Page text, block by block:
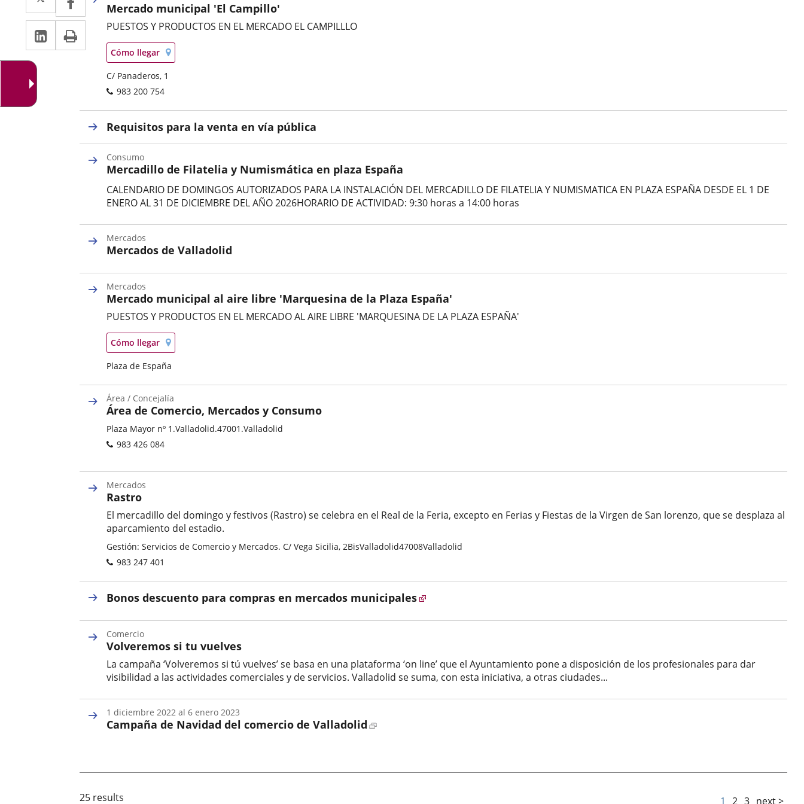
a
una
aplicación
a
una
aplicación
externa.
Linkedin
Enlace
a
aplicación
externa.
Print
Mercado municipal 'El Campillo'
PUESTOS Y PRODUCTOS EN EL MERCADO EL CAMPILLLO
Categoría
Localización
en
mapa
Cómo llegar Enlace
a
una
aplicación
Postal
address
C/ Panaderos, 1
Phones
983 200 754
Requisitos para la venta en vía pública
Mercadillo de Filatelia y Numismática en plaza España
CALENDARIO DE DOMINGOS AUTORIZADOS PARA LA INSTALACIÓN DEL MERCADILLO DE FILATELIA Y NUMISMATICA EN PLAZA ESPAÑA DESDE EL 1 DE
ENERO AL 31 DE DICIEMBRE DEL AÑO 2026HORARIO DE ACTIVIDAD: 9:30 horas a 14:00 horas
Consumo
Mercados de Valladolid
Mercados
Mercado municipal al aire libre 'Marquesina de la Plaza España'
PUESTOS Y PRODUCTOS EN EL MERCADO AL AIRE LIBRE 'MARQUESINA DE LA PLAZA ESPAÑA'
Categoría
Mercados
Localización
en
mapa
Cómo llegar Enlace
a
una
Postal
Plaza de España
Área de Comercio, Mercados y Consumo
Categoría
Área / Concejalía
Postal
address
Plaza Mayor nº 1.Valladolid.47001.Valladolid
Phones
983 426 084
Rastro
El mercadillo del domingo y festivos (Rastro) se celebra en el Real de la Feria, excepto en Ferias y Fiestas de la Virgen de San lorenzo, que se desplaza al
aparcamiento del estadio.
Categoría
Mercados
Postal
address
Gestión: Servicios de Comercio y Mercados. C/ Vega Sicilia, 2BisValladolid47008Valladolid
Phones
983 247 401
Bonos descuento para compras en mercados municipales
Volveremos si tu vuelves
La campaña ‘Volveremos si tú vuelves’ se basa en una plataforma ‘on line’ que el Ayuntamiento pone a disposición de los profesionales para dar
visibilidad a las actividades comerciales y de servicios. Valladolid se suma, con esta iniciativa, a otras ciudades...
Comercio
Campaña de Navidad del comercio de Valladolid
Enlace
externa.
del
1 diciembre 2022 al 6 enero 2023
25 results 1 2 3 next >